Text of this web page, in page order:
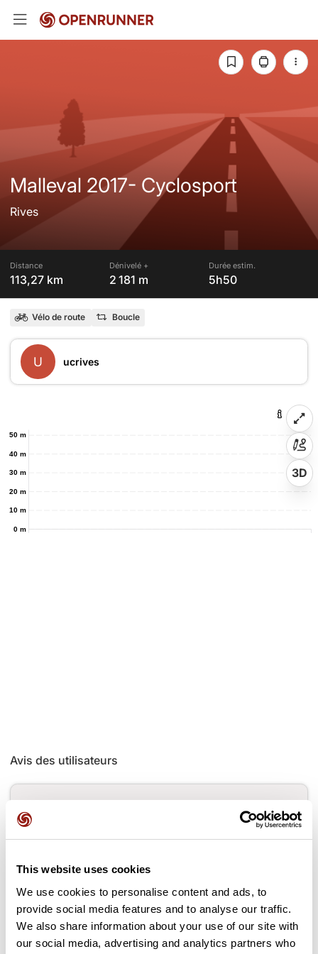
This website uses cookies
We use cookies to personalise content and ads, to
provide social media features and to analyse our traffic.
We also share information about your use of our site with
our social media, advertising and analytics partners who
Malleval 2017- Cyclosport
Rives
Distance
113,27 km
Dénivelé +
2 181 m
Durée estim.
5h50
Vélo de route Boucle
U ucrives
0 m
10 m
20 m
30 m
40 m
50 m
3D
Avis des utilisateurs
Ajouter un avis
Cols le long du parcours